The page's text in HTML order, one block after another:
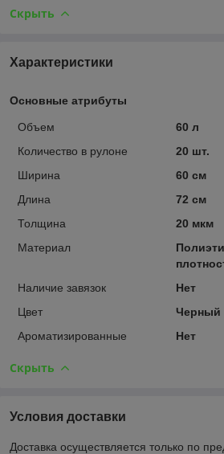
Скрыть
Характеристики
Основные атрибуты
Объем
60 л
Количество в рулоне
20 шт.
Ширина
60 см
Длина
72 см
Толщина
20 мкм
Материал
Наличие завязок
Нет
Цвет
Черный
Ароматизированные
Нет
Скрыть
Условия доставки
Доставка осуществляется только по